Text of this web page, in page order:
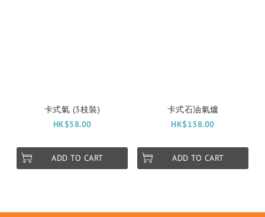
卡式氣 (3枝裝)
HK$58.00
ADD TO CART
卡式石油氣爐
HK$138.00
ADD TO CART